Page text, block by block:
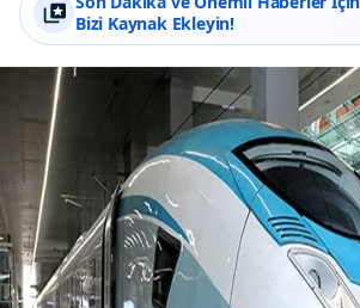
Bizi Kaynak Ekleyin!